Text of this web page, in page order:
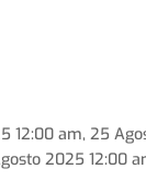
12:00 am, 25
2025 12:00